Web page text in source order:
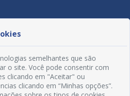
semelhantes que são
o site. Você pode consentir com
clicando em "Aceitar" ou
clicando em “Minhas opções”.